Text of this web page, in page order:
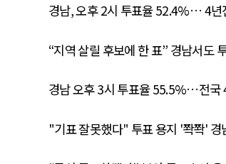
경남, 오후 2시 투표율 52.4%… 4
“지역 살릴 후보에 한 표” 경남서도
경남 오후 3시 투표율 55.5%…전국
"기표 잘못했다" 투표 용지 '쫙쫙' 경